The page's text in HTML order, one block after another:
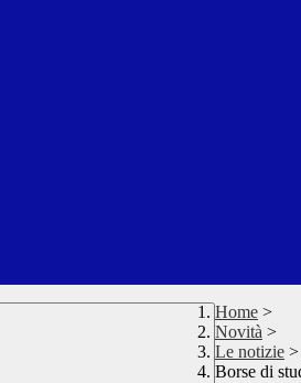
Home >
Novità >
Le notizie >
Borse di